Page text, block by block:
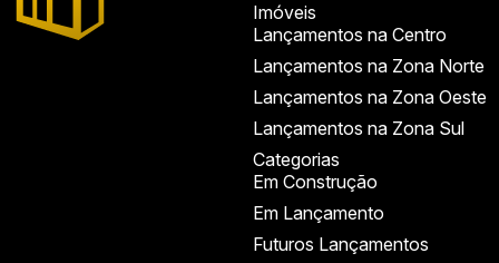
Imóveis
Lançamentos na Centro
Lançamentos na Zona Norte
Lançamentos na Zona Oeste
Lançamentos na Zona Sul
Categorias
Em Construção
Em Lançamento
Futuros Lançamentos